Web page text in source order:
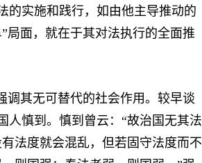
的实施和践行，如由他主导推动的
局面，就在于其对法执行的全面推
其无可替代的社会作用。较早谈
人慎到。慎到曾云：“故治国无其法
法度就会混乱，但若固守法度而不